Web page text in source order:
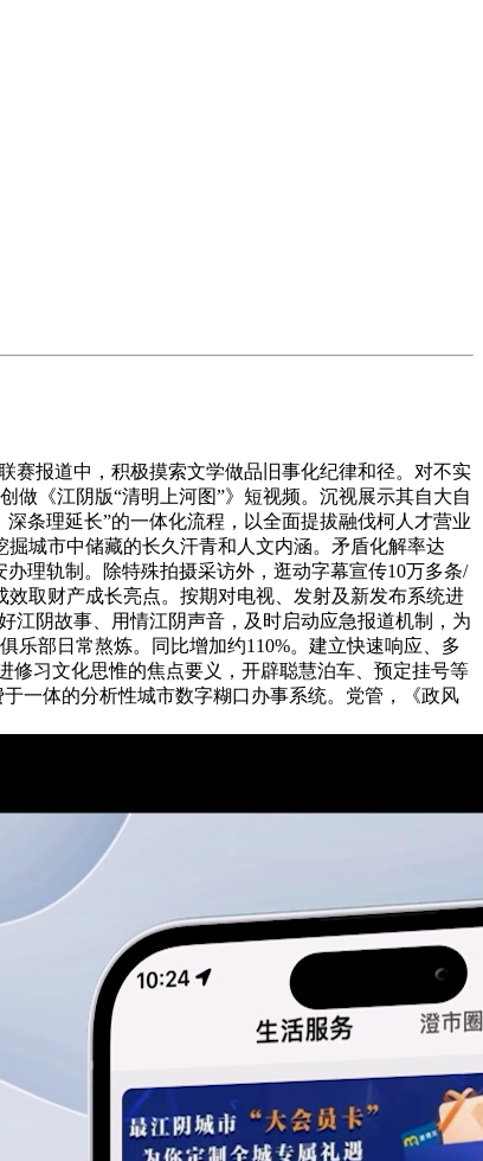
报道中，积极摸索文学做品旧事化纪律和径。对不实
做《江阴版“清明上河图”》短视频。沉视展示其自大自
条理延长”的一体化流程，以全面提拔融伐柯人才营业
掘城市中储藏的长久汗青和人文内涵。矛盾化解率达
理轨制。除特殊拍摄采访外，逛动字幕宣传10万多条/
取财产成长亮点。按期对电视、发射及新发布系统进
江阴故事、用情江阴声音，及时启动应急报道机制，为
乐部日常熬炼。同比增加约110%。建立快速响应、多
修习文化思惟的焦点要义，开辟聪慧泊车、预定挂号等
一体的分析性城市数字糊口办事系统。党管，《政风